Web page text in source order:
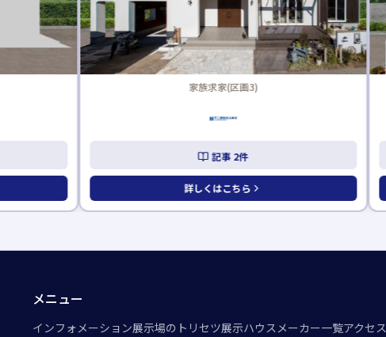
家族求家(区画3)
記事2件
詳しくはこちら
メニュー
インフォメーション展示場のトリセツ展示ハウスメーカー一覧アクセス